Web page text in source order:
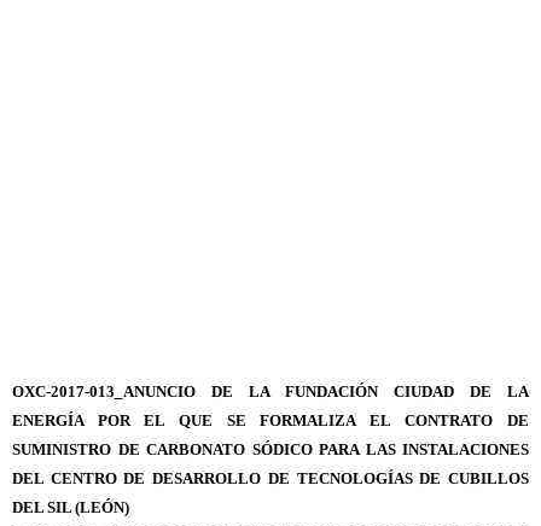
OXC-2017-013_ANUNCIO DE LA FUNDACIÓN CIUDAD DE LA
ENERGÍA POR EL QUE SE FORMALIZA EL CONTRATODE
SUMINISTRO DE CARBONATO SÓDICO PARA LAS INSTALACIONES
DEL CENTRO DE DESARROLLO DE TECNOLOGÍAS DE CUBILLOS
DEL SIL (LEÓN)